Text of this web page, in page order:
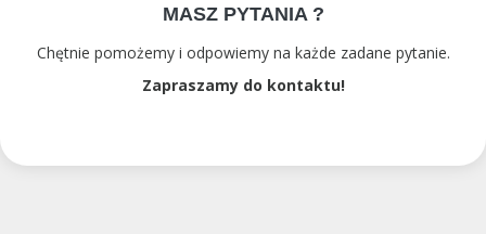
MASZ PYTANIA ?
Chętnie pomożemy i odpowiemy na każde zadane pytanie.
Zapraszamy do kontaktu!